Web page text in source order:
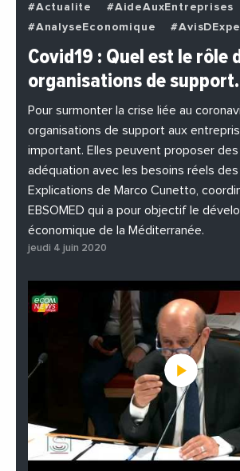
#Actualite
#AideAuxEntreprises
#AnalyseEconomique
#BuzzNews
#Decideurs
#EchangesMediterraneens
#EnDirectDe
#Entreprises
#PhotosEtVideos
Covid19 : Quel est le rôle
organisations de
Pour surmonter la crise liée au
organisations de support aux
important. Elles peuvent proposer
adéquation avec les besoins réels
Explications de Marco Cunetto,
EBSOMED qui a pour objectif le
économique de la Méditerranée.
jeudi 4 juin 2020